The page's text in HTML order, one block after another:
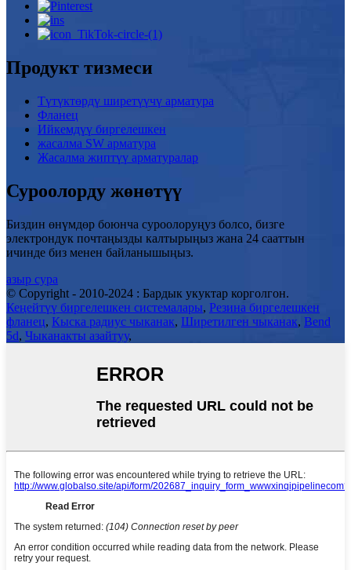
Продукт тизмеси
Түтүктөрдү ширетүүчү арматура
Фланец
Ийкемдүү биргелешкен
жасалма SW арматура
Жасалма жиптүү арматуралар
Суроолорду жөнөтүү
Биздин өнүмдөр боюнча суроолоруңуз болсо, бизге
электрондук почтаңызды калтырыңыз жана 24 сааттын
ичинде биз менен байланышыңыз.
азыр сура
© Copyright - 2010-2024 : Бардык укуктар корголгон.
Кеңейтүү биргелешкен системалары, Резина биргелешкен
фланец, Кыска радиус чыканак, Ширетилген чыканак, Bend
5d, Чыканакты азайтуу,